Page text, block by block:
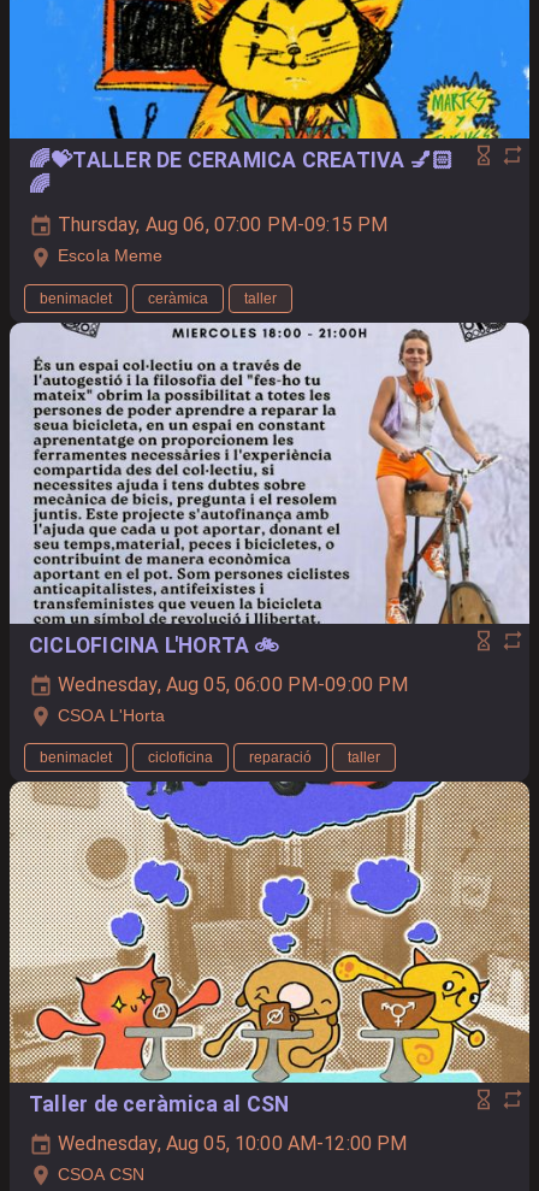
🌈💝TALLER DE CERAMICA CREATIVA 💅🏻
🌈
Thursday, Aug 06, 07:00 PM-09:15 PM
Escola Meme
benimaclet ceràmica taller
CICLOFICINA L'HORTA 🚲
Wednesday, Aug 05, 06:00 PM-09:00 PM
CSOA L'Horta
benimaclet cicloficina reparació taller
Taller de ceràmica al CSN
Wednesday, Aug 05, 10:00 AM-12:00 PM
CSOA CSN